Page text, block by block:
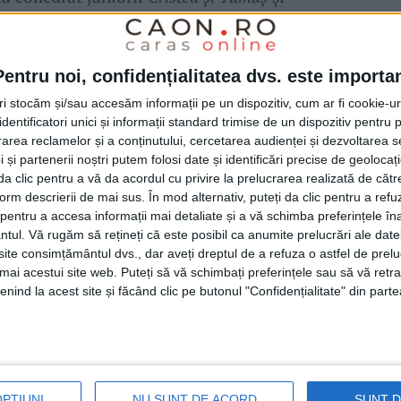
noi, confidențialitatea dvs. este
stocăm și/sau accesăm informații pe un dispozitiv, cum ar fi cookie-
unici și informații standard trimise de un dispozitiv pentru
reclamelor și a conținutului, cercetarea audienței și dezvoltarea
și partenerii noștri putem folosi date și identificări precise de
clic pentru a vă da acordul cu privire la prelucrarea realizată de
descrierii de mai sus. În mod alternativ, puteți da clic pentru a
a accesa informații mai detaliate și a vă schimba preferințele
Vă rugăm să rețineți că este posibil ca anumite prelucrări ale
consimțământul dvs., dar aveți dreptul de a refuza o astfel de
acestui site web. Puteți să vă schimbați preferințele sau să vă
la acest site și făcând clic pe butonul "Confidențialitate" din
valoroși jucători dinReșița. Am avut
dar și de 80 de ani. Cred că acest lucru
chiar dacăAsociația Județeană de Șahîși
grele. Această competiție face parte din
inițiat și finanțat dePrimăria Reșițași
șahistă chiar și în aceste condiții
de securitate sanitară au fost
figură, cu mănuși și tuturor celor prezenți
să luăm toate măsurile pentru a evita
jucătorilor a fost foarte
cred că am dovedit că se pot organiza
destul de însemnat și fără a avea
în bani, cupe, medalii și diplome.